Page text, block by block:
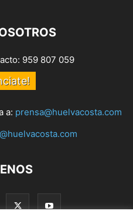
959 807 059
a: prensa@huelvacosta.com